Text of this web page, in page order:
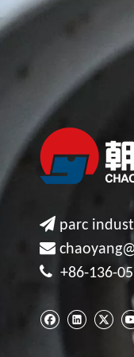
 parc

 +86-136-